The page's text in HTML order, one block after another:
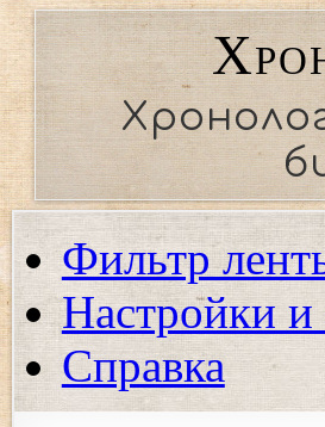
Фильтр
Настройки и
Справка